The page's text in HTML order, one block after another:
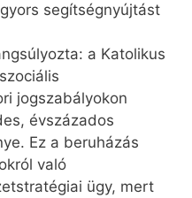
segítségnyújtást
a Katolikus
jogszabá­lyokon
évszázados
Ez a beruházás
való
ügy, mert